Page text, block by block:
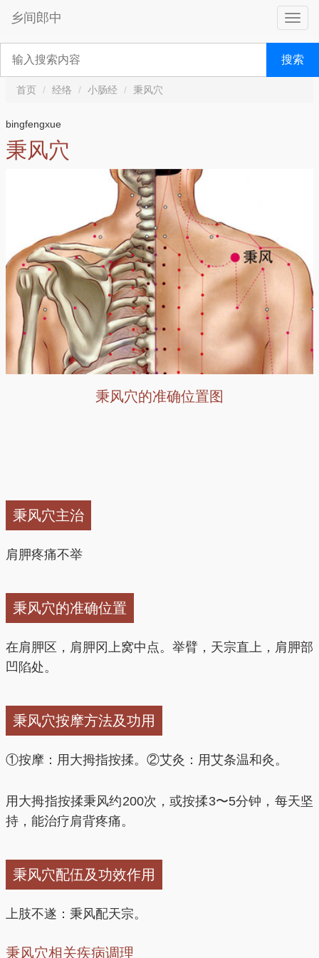
乡间郎中
搜索
首页 经络 小肠经 秉风穴
bingfengxue
秉风穴
秉风穴的准确位置图
秉风穴主治
肩胛疼痛不举
秉风穴的准确位置
在肩胛区，肩胛冈上窝中点。举臂，天宗直上，肩胛部
凹陷处。
秉风穴按摩方法及功用
①按摩：用大拇指按揉。②艾灸：用艾条温和灸。
用大拇指按揉秉风约200次，或按揉3〜5分钟，每天坚
持，能治疗肩背疼痛。
秉风穴配伍及功效作用
上肢不遂：秉风配天宗。
秉风穴相关疾病调理